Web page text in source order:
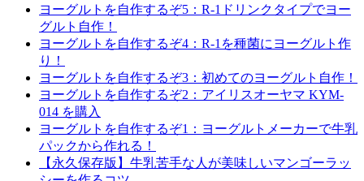
ヨーグルトを自作するぞ5：R-1ドリンクタイプでヨー
グルト自作！
ヨーグルトを自作するぞ4：R-1を種菌にヨーグルト作
り！
ヨーグルトを自作するぞ3：初めてのヨーグルト自作！
ヨーグルトを自作するぞ2：アイリスオーヤマ KYM-
014 を購入
ヨーグルトを自作するぞ1：ヨーグルトメーカーで牛乳
パックから作れる！
【永久保存版】牛乳苦手な人が美味しいマンゴーラッ